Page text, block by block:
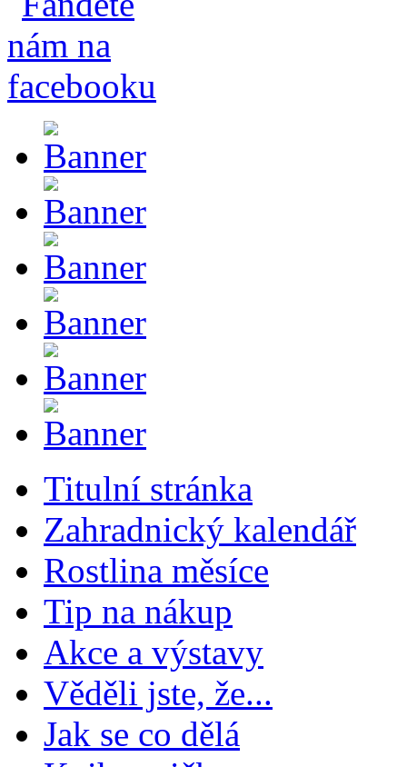
Titulní stránka
Zahradnický kalendář
Rostlina měsíce
Tip na nákup
Akce a výstavy
Věděli jste, že...
Jak se co dělá